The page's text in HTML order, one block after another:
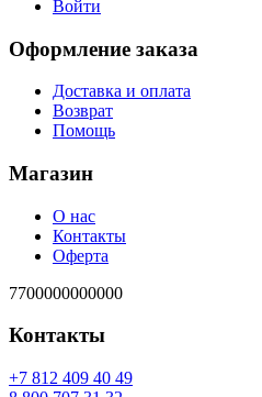
Войти
Оформление заказа
Доставка и оплата
Возврат
Помощь
Магазин
О нас
Контакты
Оферта
7700000000000
Контакты
94 04 904 218 7+